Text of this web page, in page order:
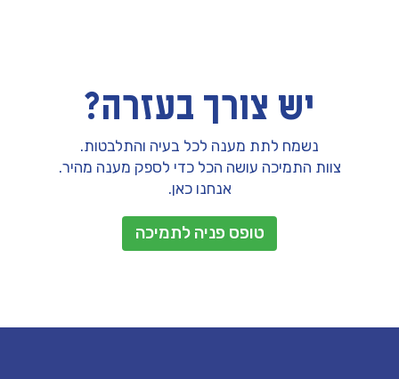
יש צורך בעזרה?
נשמח לתת מענה לכל בעיה והתלבטות.
צוות התמיכה עושה הכל כדי לספק מענה מהיר.
אנחנו כאן.
טופס פניה לתמיכה